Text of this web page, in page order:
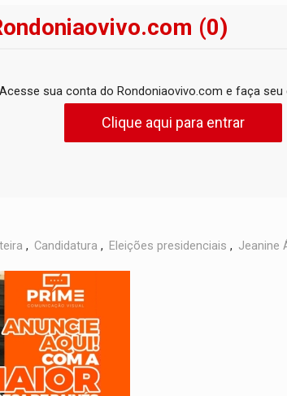
(0)
Acesse sua conta do Rondoniaovivo.com e faça seu
Clique aqui para entrar
, Candidatura , Eleições presidenciais , Jeanine